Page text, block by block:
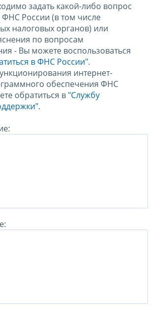
задать какой-либо вопрос
ФНС России (в том числе
налоговых органов) или
по вопросам
- Вы можете воспользоваться
в ФНС России".
интернет-
обеспечения ФНС
обратиться в "Службу